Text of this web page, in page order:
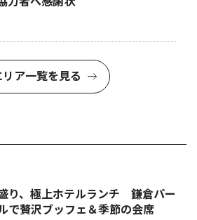
リア一覧を見る
り、極上ホテルランチ 鎌倉パー
で贅沢ブッフェ＆季節の会席